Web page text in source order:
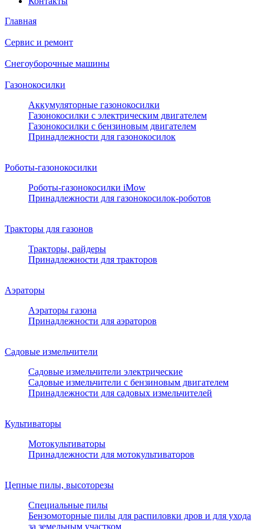
Главная
Сервис и ремонт
Снегоуборочные машины
Газонокосилки
Аккумуляторные газонокосилки
Газонокосилки с электрическим двигателем
Газонокосилки с бензиновым двигателем
Принадлежности для газонокосилок
Роботы-газонокосилки
Роботы-газонокосилки iMow
Принадлежности для газонокосилок-роботов
Тракторы для газонов
Тракторы, райдеры
Принадлежности для тракторов
Аэраторы
Аэраторы газона
Принадлежности для аэраторов
Садовые измельчители
Садовые измельчители электрические
Садовые измельчители с бензиновым двигателем
Принадлежности для садовых измельчителей
Культиваторы
Мотокультиваторы
Принадлежности для мотокультиваторов
Цепные пилы, высоторезы
Специальные пилы
Бензомоторные пилы для распиловки дров и для ухода
за земельным участком